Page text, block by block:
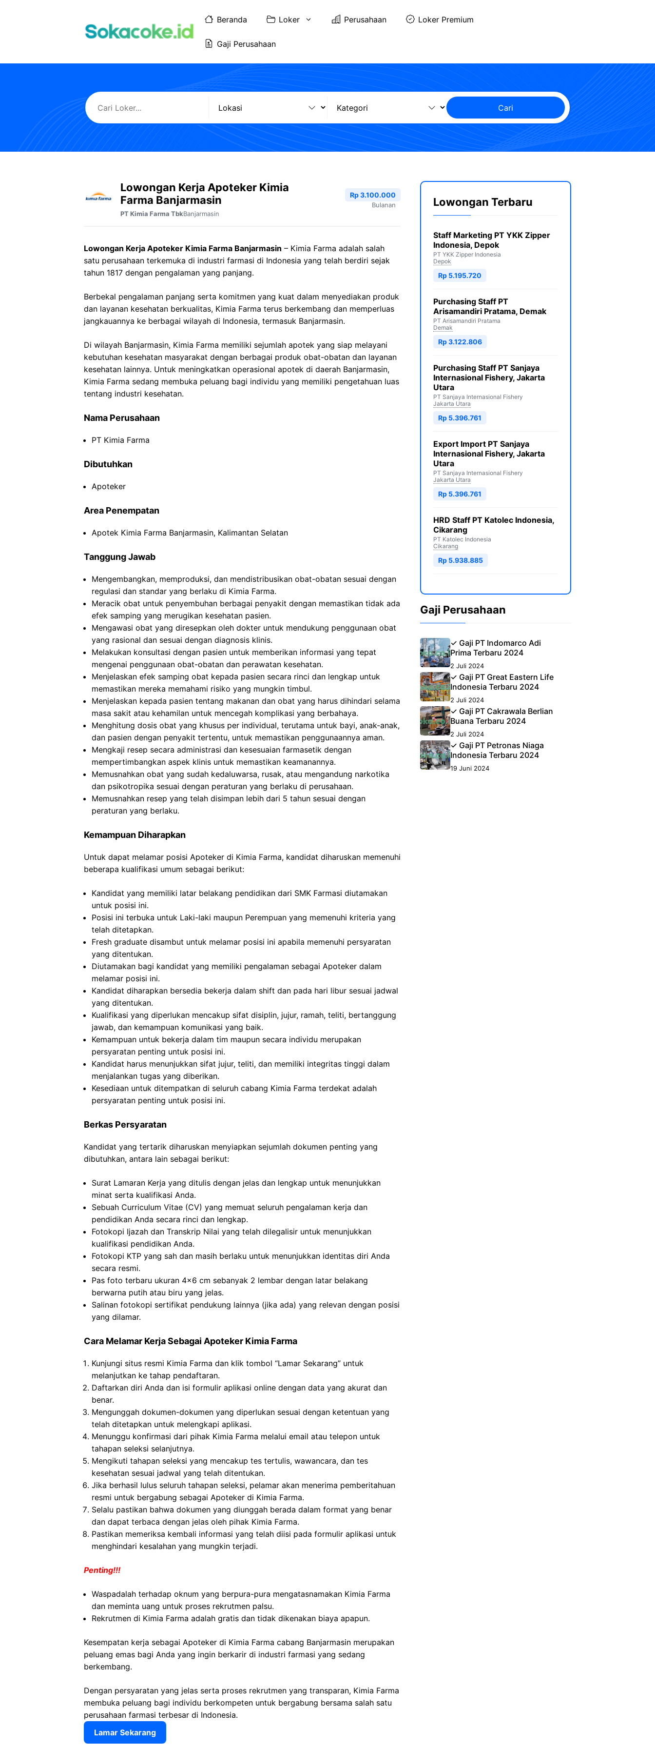
Beranda Loker Perusahaan Loker Premium
Gaji Perusahaan
Cari
Lowongan Kerja Apoteker Kimia
Farma Banjarmasin
PT Kimia Farma TbkBanjarmasin
Rp 3.100.000
Bulanan
Lowongan Kerja Apoteker Kimia Farma Banjarmasin – Kimia Farma adalah salah
satu perusahaan terkemuka di industri farmasi di Indonesia yang telah berdiri sejak
tahun 1817 dengan pengalaman yang panjang.
Berbekal pengalaman panjang serta komitmen yang kuat dalam menyediakan produk
dan layanan kesehatan berkualitas, Kimia Farma terus berkembang dan memperluas
jangkauannya ke berbagai wilayah di Indonesia, termasuk Banjarmasin.
Di wilayah Banjarmasin, Kimia Farma memiliki sejumlah apotek yang siap melayani
kebutuhan kesehatan masyarakat dengan berbagai produk obat-obatan dan layanan
kesehatan lainnya. Untuk meningkatkan operasional apotek di daerah Banjarmasin,
Kimia Farma sedang membuka peluang bagi individu yang memiliki pengetahuan luas
tentang industri kesehatan.
Nama Perusahaan
PT Kimia Farma
Dibutuhkan
Apoteker
Area Penempatan
Apotek Kimia Farma Banjarmasin, Kalimantan Selatan
Tanggung Jawab
Mengembangkan, memproduksi, dan mendistribusikan obat-obatan sesuai dengan
regulasi dan standar yang berlaku di Kimia Farma.
Meracik obat untuk penyembuhan berbagai penyakit dengan memastikan tidak ada
efek samping yang merugikan kesehatan pasien.
Mengawasi obat yang diresepkan oleh dokter untuk mendukung penggunaan obat
yang rasional dan sesuai dengan diagnosis klinis.
Melakukan konsultasi dengan pasien untuk memberikan informasi yang tepat
mengenai penggunaan obat-obatan dan perawatan kesehatan.
Menjelaskan efek samping obat kepada pasien secara rinci dan lengkap untuk
memastikan mereka memahami risiko yang mungkin timbul.
Menjelaskan kepada pasien tentang makanan dan obat yang harus dihindari selama
masa sakit atau kehamilan untuk mencegah komplikasi yang berbahaya.
Menghitung dosis obat yang khusus per individual, terutama untuk bayi, anak-anak,
dan pasien dengan penyakit tertentu, untuk memastikan penggunaannya aman.
Mengkaji resep secara administrasi dan kesesuaian farmasetik dengan
mempertimbangkan aspek klinis untuk memastikan keamanannya.
Memusnahkan obat yang sudah kedaluwarsa, rusak, atau mengandung narkotika
dan psikotropika sesuai dengan peraturan yang berlaku di perusahaan.
Memusnahkan resep yang telah disimpan lebih dari 5 tahun sesuai dengan
peraturan yang berlaku.
Kemampuan Diharapkan
Untuk dapat melamar posisi Apoteker di Kimia Farma, kandidat diharuskan memenuhi
beberapa kualifikasi umum sebagai berikut:
Kandidat yang memiliki latar belakang pendidikan dari SMK Farmasi diutamakan
untuk posisi ini.
Posisi ini terbuka untuk Laki-laki maupun Perempuan yang memenuhi kriteria yang
telah ditetapkan.
Fresh graduate disambut untuk melamar posisi ini apabila memenuhi persyaratan
yang ditentukan.
Diutamakan bagi kandidat yang memiliki pengalaman sebagai Apoteker dalam
melamar posisi ini.
Kandidat diharapkan bersedia bekerja dalam shift dan pada hari libur sesuai jadwal
yang ditentukan.
Kualifikasi yang diperlukan mencakup sifat disiplin, jujur, ramah, teliti, bertanggung
jawab, dan kemampuan komunikasi yang baik.
Kemampuan untuk bekerja dalam tim maupun secara individu merupakan
persyaratan penting untuk posisi ini.
Kandidat harus menunjukkan sifat jujur, teliti, dan memiliki integritas tinggi dalam
menjalankan tugas yang diberikan.
Kesediaan untuk ditempatkan di seluruh cabang Kimia Farma terdekat adalah
persyaratan penting untuk posisi ini.
Berkas Persyaratan
Kandidat yang tertarik diharuskan menyiapkan sejumlah dokumen penting yang
dibutuhkan, antara lain sebagai berikut:
Surat Lamaran Kerja yang ditulis dengan jelas dan lengkap untuk menunjukkan
minat serta kualifikasi Anda.
Sebuah Curriculum Vitae (CV) yang memuat seluruh pengalaman kerja dan
pendidikan Anda secara rinci dan lengkap.
Fotokopi Ijazah dan Transkrip Nilai yang telah dilegalisir untuk menunjukkan
kualifikasi pendidikan Anda.
Fotokopi KTP yang sah dan masih berlaku untuk menunjukkan identitas diri Anda
secara resmi.
Pas foto terbaru ukuran 4×6 cm sebanyak 2 lembar dengan latar belakang
berwarna putih atau biru yang jelas.
Salinan fotokopi sertifikat pendukung lainnya (jika ada) yang relevan dengan posisi
yang dilamar.
Cara Melamar Kerja Sebagai Apoteker Kimia Farma
Kunjungi situs resmi Kimia Farma dan klik tombol “Lamar Sekarang” untuk
melanjutkan ke tahap pendaftaran.
Daftarkan diri Anda dan isi formulir aplikasi online dengan data yang akurat dan
benar.
Mengunggah dokumen-dokumen yang diperlukan sesuai dengan ketentuan yang
telah ditetapkan untuk melengkapi aplikasi.
Menunggu konfirmasi dari pihak Kimia Farma melalui email atau telepon untuk
tahapan seleksi selanjutnya.
Mengikuti tahapan seleksi yang mencakup tes tertulis, wawancara, dan tes
kesehatan sesuai jadwal yang telah ditentukan.
Jika berhasil lulus seluruh tahapan seleksi, pelamar akan menerima pemberitahuan
resmi untuk bergabung sebagai Apoteker di Kimia Farma.
Selalu pastikan bahwa dokumen yang diunggah berada dalam format yang benar
dan dapat terbaca dengan jelas oleh pihak Kimia Farma.
Pastikan memeriksa kembali informasi yang telah diisi pada formulir aplikasi untuk
menghindari kesalahan yang mungkin terjadi.
Penting!!!
Waspadalah terhadap oknum yang berpura-pura mengatasnamakan Kimia Farma
dan meminta uang untuk proses rekrutmen palsu.
Rekrutmen di Kimia Farma adalah gratis dan tidak dikenakan biaya apapun.
Kesempatan kerja sebagai Apoteker di Kimia Farma cabang Banjarmasin merupakan
peluang emas bagi Anda yang ingin berkarir di industri farmasi yang sedang
berkembang.
Dengan persyaratan yang jelas serta proses rekrutmen yang transparan, Kimia Farma
membuka peluang bagi individu berkompeten untuk bergabung bersama salah satu
perusahaan farmasi terbesar di Indonesia.
Lamar Sekarang
Lowongan Terbaru
Staff Marketing PT YKK Zipper
Indonesia, Depok
PT YKK Zipper Indonesia
Depok
Rp 5.195.720
Purchasing Staff PT
Arisamandiri Pratama, Demak
PT Arisamandiri Pratama
Demak
Rp 3.122.806
Purchasing Staff PT Sanjaya
Internasional Fishery, Jakarta
Utara
PT Sanjaya Internasional Fishery
Jakarta Utara
Rp 5.396.761
Export Import PT Sanjaya
Internasional Fishery, Jakarta
Utara
PT Sanjaya Internasional Fishery
Jakarta Utara
Rp 5.396.761
HRD Staff PT Katolec Indonesia,
Cikarang
PT Katolec Indonesia
Cikarang
Rp 5.938.885
Gaji Perusahaan
✓ Gaji PT Indomarco Adi
Prima Terbaru 2024
2 Juli 2024
✓ Gaji PT Great Eastern Life
Indonesia Terbaru 2024
2 Juli 2024
✓ Gaji PT Cakrawala Berlian
Buana Terbaru 2024
2 Juli 2024
✓ Gaji PT Petronas Niaga
Indonesia Terbaru 2024
19 Juni 2024